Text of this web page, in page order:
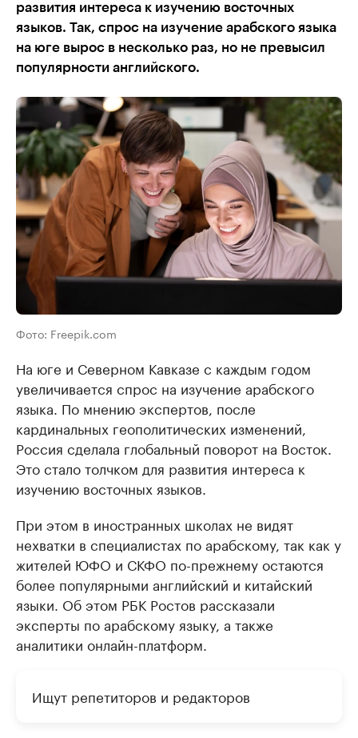
развития интереса к изучению восточных
языков. Так, спрос на изучение арабского языка
на юге вырос в несколько раз, но не превысил
популярности английского.
Фото: Freepik.com
На юге и Северном Кавказе с каждым годом
увеличивается спрос на изучение арабского
языка. По мнению экспертов, после
кардинальных геополитических изменений,
Россия сделала глобальный поворот на Восток.
Это стало толчком для развития интереса к
изучению восточных языков.
При этом в иностранных школах не видят
нехватки в специалистах по арабскому, так как у
жителей ЮФО и СКФО по-прежнему остаются
более популярными английский и китайский
языки. Об этом РБК Ростов рассказали
эксперты по арабскому языку, а также
аналитики онлайн-платформ.
Ищут репетиторов и редакторов